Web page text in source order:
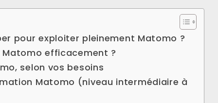
pour exploiter pleinement Matomo ?
efficacement ?
selon vos besoins
Matomo (niveau intermédiaire à